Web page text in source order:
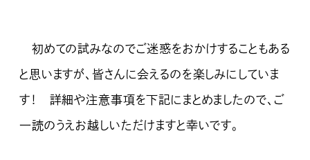
初めての試みなのでご迷惑をおかけすることもある
と思いますが、皆さんに会えるのを楽しみにしていま
す！ 詳細や注意事項を下記にまとめましたので、ご
一読のうえお越しいただけますと幸いです。